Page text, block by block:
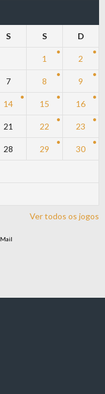
S S D
1 2
7 8 9
14 15 16
21 22 23
28 29 30
Ver todos os jogos
Mail